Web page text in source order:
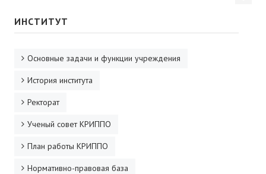
АНОНСЫ
Противодействие коррупции
В ПОМОЩЬ УЧИТЕЛЮ
ИНСТИТУТ
Основные задачи и функции учреждения
История института
Ректорат
Ученый совет КРИППО
План работы КРИППО
Нормативно-правовая база